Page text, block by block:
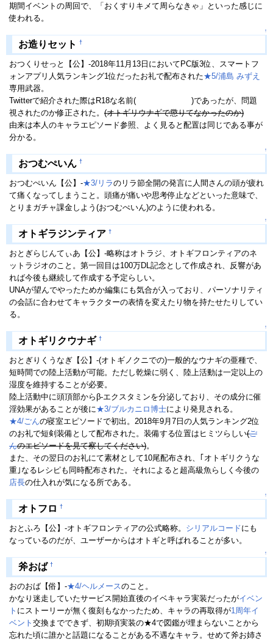
期間イベントの周回で、「おくすりキメて周らなきゃ」といった感じに
使われる。
↑
お造りセット †
おつくりせっと【公】-2018年11月13日においてPC版3位、スマートフ
ォンアプリ人気ランキング1位だったお礼で配布された★5/浦島 みずえ
専用武器。
Twitterで紹介された際はR18な名前(
)であったが、問題
視されたのか修正された。 (オトギリウナギで懲りてなかったのか)
由来は本人のキャラエピソード参照、よく見ると配置は同じである事が
分かる。
↑
おつむぺいん †
おつむぺいん【公】-★3/リラのリラ節全開の発言に人間さんの頭が疲れ
て痛くなってしまうこと。頭痛が痛いや思考停止などといった意味で、
とりまガチャ課金しよう(おつむぺいん)のように使われる。
↑
オトギラジンティア †
おとぎらじんてぃあ【公】-略称はオトラジ、オトギフロンティアのネ
ットラジオのこと。第一回目は100万DL記念として作成され、反響があ
れば今後も継続して作成する予定らしい。
UNAが望んでやったためか編集にも気合が入っており、パーソナリティ
の会話に合わせてキャラクターの表情を変えたり物を持たせたりしてい
る。
↑
オトギリクウナギ †
おとぎりくうなぎ【公】-(オトギノクニでの)一般的なウナギの亜種で、
短時間での陸上活動が可能。ただし乾燥に弱く、陸上活動は一定以上の
湿度を維持することが必要。
陸上活動中に頭頂部からβ-エクスタミンを分泌しており、その成分に催
淫効果があることが後に★3/ブルカニロ博士により発見される。
★4/ごんの寝室エピソードで初出。2018年9月7日の人気ランキング2位
のお礼で短剣装備として配布された。装備する位置はヒミツらしい(ご
んのエピソードを見て察してください)。
また、その翌日のお礼にて素材として10尾配布され、｢オトギリクうな
重｣なるレシピも同時配布された。それによると超高級魚らしく今後の
店長の仕入れが気になる所である。
↑
オトフロ †
おとふろ【公】-オトギフロンティアの公式略称。 シリアルコードにも
なっているのだが、ユーザーからはオトギと呼ばれることが多い。
↑
斧おば †
おのおば【俗】-★4/ヘルメースのこと。
かなり迷走していたサービス開始直後のイベキャラ実装だったがイベン
ト にストーリーが無く復刻もなかったため、キャラの再取得が1周年イ
ベント 交換までできず、初期頃実装の★4で図鑑が埋まらないことから
忘れた頃に誰かと話題になることがある不遇なキャラ。せめて斧お姉さ